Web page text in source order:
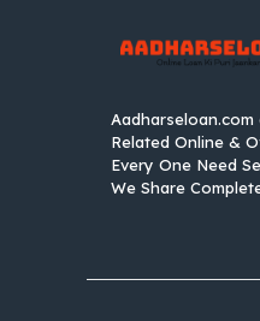
Aadharseloan.com
Related Online &
Every One Need
We Share